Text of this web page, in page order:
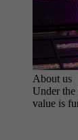
About us
Under
value is